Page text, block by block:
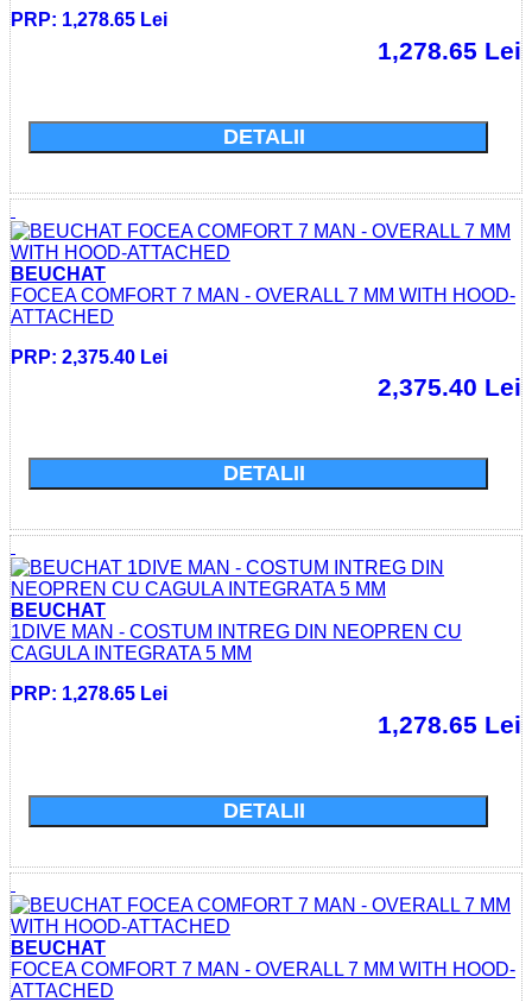
PRP: 1,278.65 Lei
1,278.65 Lei
DETALII
BEUCHAT
FOCEA COMFORT 7 MAN - OVERALL 7 MM WITH HOOD-
ATTACHED
PRP: 2,375.40 Lei
2,375.40 Lei
DETALII
BEUCHAT
1DIVE MAN - COSTUM INTREG DIN NEOPREN CU
CAGULA INTEGRATA 5 MM
PRP: 1,278.65 Lei
1,278.65 Lei
DETALII
BEUCHAT
FOCEA COMFORT 7 MAN - OVERALL 7 MM WITH HOOD-
ATTACHED